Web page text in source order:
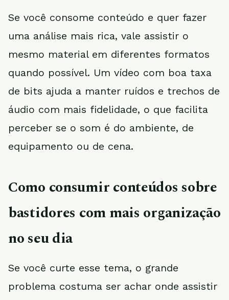
Se você consome conteúdo e quer fazer
uma análise mais rica, vale assistir o
mesmo material em diferentes formatos
quando possível. Um vídeo com boa taxa
de bits ajuda a manter ruídos e trechos de
áudio com mais fidelidade, o que facilita
perceber se o som é do ambiente, de
equipamento ou de cena.
Como consumir conteúdos sobre
bastidores com mais organização
no seu dia
Se você curte esse tema, o grande
problema costuma ser achar onde assistir